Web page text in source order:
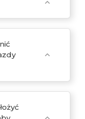
expand_more
expand_more